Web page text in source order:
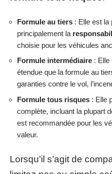
Formule au tiers : Elle est la
principalement la
choisie pour les véhicules
Formule intermédiaire : Elle
étendue que la formule au
garanties contre le vol,
Formule tous risques : Elle
complète, incluant la plupart
est recommandée pour les
valeur.
Lorsqu’il s’agit de